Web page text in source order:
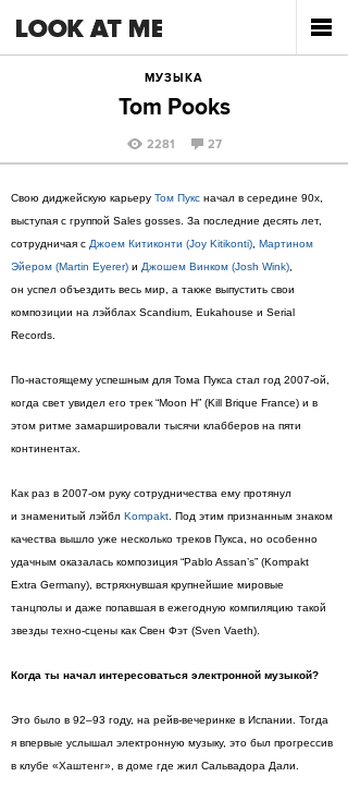
МУЗЫКА
Tom Pooks
2281 27
Свою диджейскую карьеру Том Пукс начал в середине 90х,
выступая с группой Sales gosses. За последние десять лет,
сотрудничая с Джоем Китиконти (Joy Kitikonti) Мартином
Эйером (Martin Eyerer) и Джошем Винком (Josh Wink)
он успел объездить весь мир, а также выпустить свои
композиции на лэйблах Scandium, Eukahouse и Serial
Records.
По-настоящему успешным для Тома Пукса стал год 2007-ой,
когда свет увидел его трек “Moon H” (Kill Brique France) и в
этом ритме замаршировали тысячи клабберов на пяти
континентах.
Как раз в 2007-ом руку сотрудничества ему протянул
и знаменитый лэйбл Kompakt . Под этим признанным знаком
качества вышло уже несколько треков Пукса, но особенно
удачным оказалась композиция “Pablo Assan’s” (Kompakt
Extra Germany), встряхнувшая крупнейшие мировые
танцполы и даже попавшая в ежегодную компиляцию такой
звезды техно-сцены как Свен Фэт (Sven Vaeth).
Когда ты начал интересоваться электронной музыкой?
Это было в 92–93 году, на рейв-вечеринке в Испании. Тогда
я впервые услышал электронную музыку, это был прогрессив
в клубе «Хаштенг», в доме где жил Сальвадора Дали.